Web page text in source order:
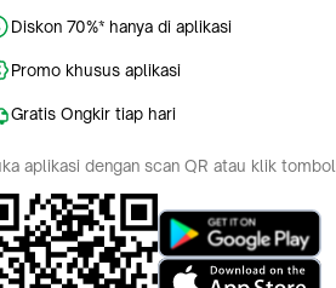
Diskon 70%* hanya di aplikasi
Promo khusus aplikasi
Gratis Ongkir tiap hari
aplikasi dengan scan QR atau klik